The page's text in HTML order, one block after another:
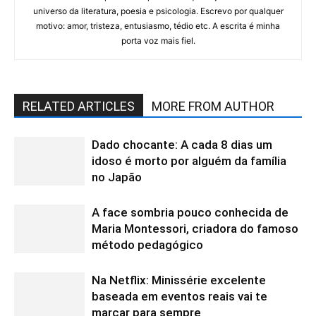
universo da literatura, poesia e psicologia. Escrevo por qualquer
motivo: amor, tristeza, entusiasmo, tédio etc. A escrita é minha
porta voz mais fiel.
RELATED ARTICLES MORE FROM AUTHOR
Dado chocante: A cada 8 dias um
idoso é morto por alguém da família
no Japão
A face sombria pouco conhecida de
Maria Montessori, criadora do famoso
método pedagógico
Na Netflix: Minissérie excelente
baseada em eventos reais vai te
marcar para sempre